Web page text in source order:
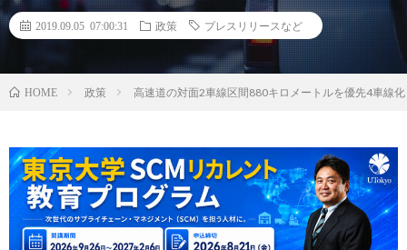
2019.09.05 07:00:31 政策 プレスリリースなど
HOME 政策 高速道の対面2車線区間880キロメートルを優先4車線化